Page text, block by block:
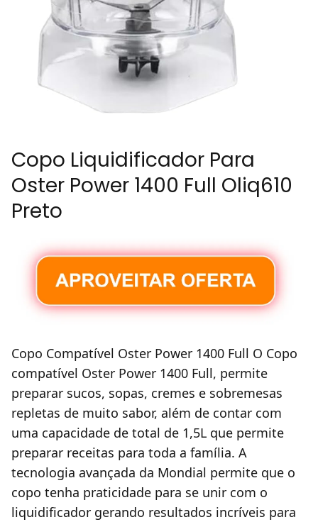
Copo Liquidificador Para
Oster Power 1400 Full Oliq610
Preto
Copo Compatível Oster Power 1400 Full O Copo
compatível Oster Power 1400 Full, permite
preparar sucos, sopas, cremes e sobremesas
repletas de muito sabor, além de contar com
uma capacidade de total de 1,5L que permite
preparar receitas para toda a família. A
tecnologia avançada da Mondial permite que o
copo tenha praticidade para se unir com o
liquidificador gerando resultados incríveis para